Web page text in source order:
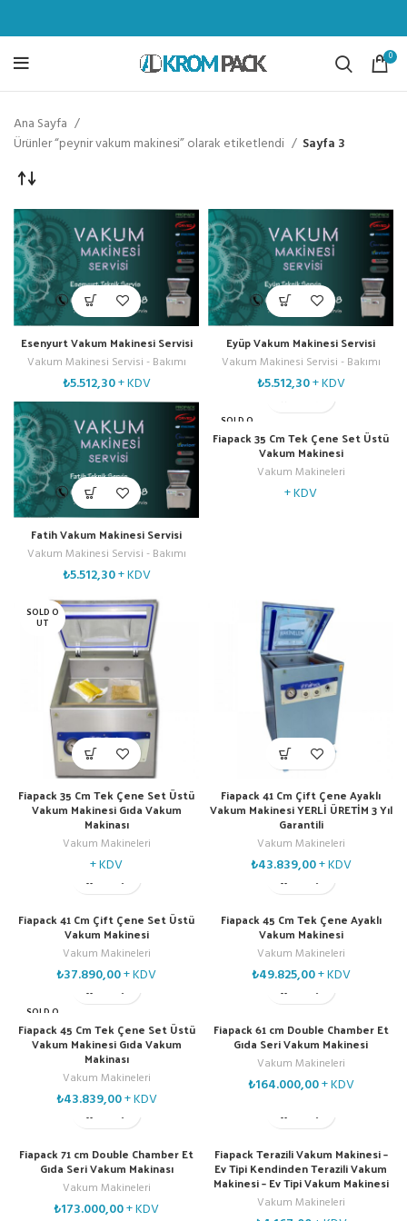
0
Ana Sayfa
Ürünler “peynir vakum makinesi” olarak etiketlendi
Sayfa 3
Esenyurt Vakum Makinesi Servisi
Vakum Makinesi Servisi - Bakımı
₺5.512,30+ KDV
Eyüp Vakum Makinesi Servisi
Vakum Makinesi Servisi - Bakımı
₺5.512,30+ KDV
Fatih Vakum Makinesi Servisi
Vakum Makinesi Servisi - Bakımı
₺5.512,30+ KDV
SOLD O
Fiapack 35 Cm Tek Çene Set Üstü
Vakum Makinesi
Vakum Makineleri
+ KDV
SOLD O
UT
Fiapack 35 Cm Tek Çene Set Üstü
Vakum Makinesi Gıda Vakum
Makinası
Vakum Makineleri
+ KDV
Fiapack 41 Cm Çift Çene Ayaklı
Vakum Makinesi YERLİ ÜRETİM 3 Yıl
Garantili
Vakum Makineleri
₺43.839,00+ KDV
Fiapack 41 Cm Çift Çene Set Üstü
Vakum Makinesi
Vakum Makineleri
₺37.890,00+ KDV
Fiapack 45 Cm Tek Çene Ayaklı
Vakum Makinesi
Vakum Makineleri
₺49.825,00+ KDV
SOLD O
Fiapack 45 Cm Tek Çene Set Üstü
Vakum Makinesi Gıda Vakum
Makinası
Vakum Makineleri
₺43.839,00+ KDV
Fiapack 61 cm Double Chamber Et
Gıda Seri Vakum Makinesi
Vakum Makineleri
₺164.000,00+ KDV
Fiapack 71 cm Double Chamber Et
Gıda Seri Vakum Makinası
Vakum Makineleri
₺173.000,00+ KDV
Fiapack Terazili Vakum Makinesi –
Ev Tipi Kendinden Terazili Vakum
Makinesi – Ev Tipi Vakum Makinesi
Vakum Makineleri